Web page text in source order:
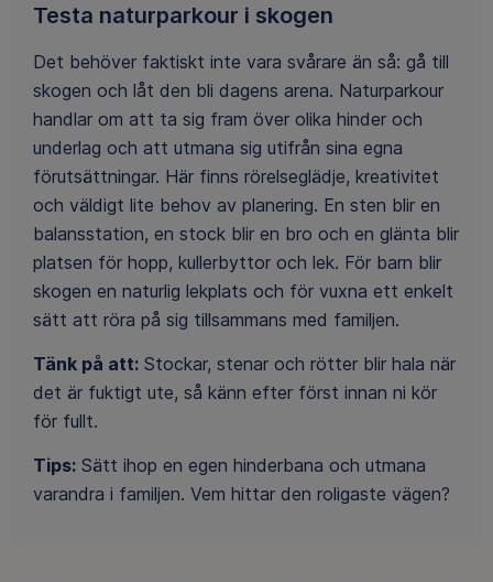
Testa naturparkour i skogen
Det behöver faktiskt inte vara svårare än så: gå till
skogen och låt den bli dagens arena. Naturparkour
handlar om att ta sig fram över olika hinder och
underlag och att utmana sig utifrån sina egna
förutsättningar. Här finns rörelseglädje, kreativitet
och väldigt lite behov av planering. En sten blir en
balansstation, en stock blir en bro och en glänta blir
platsen för hopp, kullerbyttor och lek. För barn blir
skogen en naturlig lekplats och för vuxna ett enkelt
sätt att röra på sig tillsammans med familjen.
Tänk på att: Stockar, stenar och rötter blir hala när
det är fuktigt ute, så känn efter först innan ni kör
för fullt.
Tips: Sätt ihop en egen hinderbana och utmana
varandra i familjen. Vem hittar den roligaste vägen?